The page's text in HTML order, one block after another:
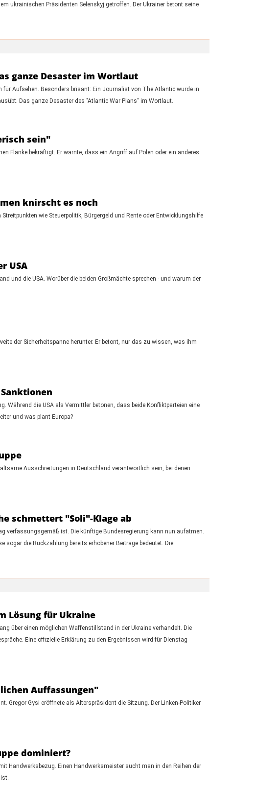
ukrainischen Präsidenten Selenskyj getroffen. Der Ukrainer betont seine
ganze Desaster im Wortlaut
für Aufsehen. Besonders brisant: Ein Journalist von The Atlantic wurde in
Das ganze Desaster des "Atlantic War Plans" im Wortlaut.
sein"
Flanke bekräftigt. Er warnte, dass ein Angriff auf Polen oder ein anderes
knirscht es noch
wie Steuerpolitik, Bürgergeld und Rente oder Entwicklungshilfe
USA
und die USA. Worüber die beiden Großmächte sprechen - und warum der
der Sicherheitspanne herunter. Er betont, nur das zu wissen, was ihm
Während die USA als Vermittler betonen, dass beide Konfliktparteien eine
und was plant Europa?
Ausschreitungen in Deutschland verantwortlich sein, bei denen
schmettert "Soli"-Klage ab
verfassungsgemäß ist. Die künftige Bundesregierung kann nun aufatmen.
die Rückzahlung bereits erhobener Beiträge bedeutet. Die
Lösung für Ukraine
über einen möglichen Waffenstillstand in der Ukraine verhandelt. Die
Eine offizielle Erklärung zu den Ergebnissen wird für Dienstag
Auffassungen"
Gregor Gysi eröffnete als Alterspräsident die Sitzung. Der Linken-Politiker
dominiert?
Handwerksbezug. Einen Handwerksmeister sucht man in den Reihen der